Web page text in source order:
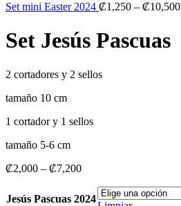
Set mini Easter 2024 ₡1,250 – ₡10,500
Set Jesús Pascuas
2 cortadores y 2 sellos
tamaño 10 cm
1 cortador y 1 sellos
tamaño 5-6 cm
₡2,000 – ₡7,200
Jesús Pascuas 2024